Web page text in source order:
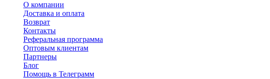
О компании
Доставка и оплата
Возврат
Контакты
Реферальная программа
Оптовым клиентам
Партнеры
Блог
Помощь в Телеграмм